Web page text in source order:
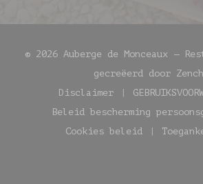
© 2026 Auberge de Monceaux —
gecreëerd door
Disclaimer
Beleid bescherming
((opent
Cookies beleid
((opent in een